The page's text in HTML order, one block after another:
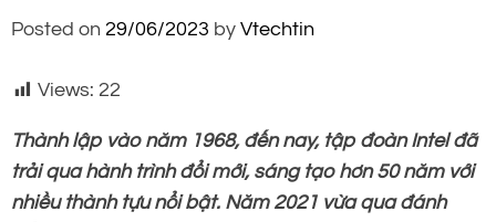
Posted on 29/06/2023 by Vtechtin
Views: 22
Thành lập vào năm 1968, đến nay, tập đoàn Intel đã
trải qua hành trình đổi mới, sáng tạo hơn 50 năm với
nhiều thành tựu nổi bật. Năm 2021 vừa qua đánh